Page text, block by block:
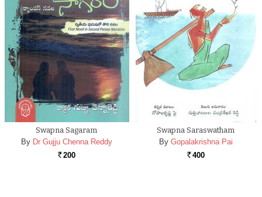
Swapna Sagaram
By Dr Gujju Chenna Reddy
Rs. 200
Swapna Saraswatham
By Gopalakrishna Pai
Rs. 400